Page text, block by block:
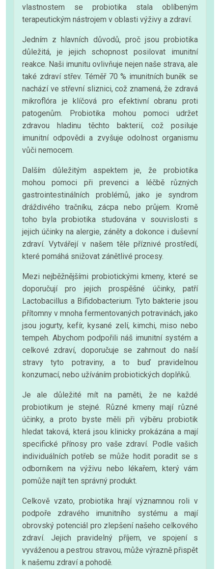
vlastnostem se probiotika stala oblíbeným
terapeutickým nástrojem v oblasti výživy a zdraví.
Jedním z hlavních důvodů, proč jsou probiotika
důležitá, je jejich schopnost posilovat imunitní
reakce. Naši imunitu ovlivňuje nejen naše strava, ale
také zdraví střev. Téměř 70 % imunitních buněk se
nachází ve střevní sliznici, což znamená, že zdravá
mikroflóra je klíčová pro efektivní obranu proti
patogenům. Probiotika mohou pomoci udržet
zdravou hladinu těchto bakterií, což posiluje
imunitní odpovědi a zvyšuje odolnost organismu
vůči nemocem.
Dalším důležitým aspektem je, že probiotika
mohou pomoci při prevenci a léčbě různých
gastrointestinálních problémů, jako je syndrom
dráždivého tračníku, zácpa nebo průjem. Kromě
toho byla probiotika studována v souvislosti s
jejich účinky na alergie, záněty a dokonce i duševní
zdraví. Vytvářejí v našem těle příznivé prostředí,
které pomáhá snižovat zánětlivé procesy.
Mezi nejběžnějšími probiotickými kmeny, které se
doporučují pro jejich prospěšné účinky, patří
Lactobacillus a Bifidobacterium. Tyto bakterie jsou
přítomny v mnoha fermentovaných potravinách, jako
jsou jogurty, kefír, kysané zelí, kimchi, miso nebo
tempeh. Abychom podpořili náš imunitní systém a
celkové zdraví, doporučuje se zahrnout do naší
stravy tyto potraviny, a to buď pravidelnou
konzumací, nebo užíváním probiotických doplňků.
Je ale důležité mít na paměti, že ne každé
probiotikum je stejné. Různé kmeny mají různé
účinky, a proto byste měli při výběru probiotik
hledat taková, která jsou klinicky prokázána a mají
specifické přínosy pro vaše zdraví. Podle vašich
individuálních potřeb se může hodit poradit se s
odborníkem na výživu nebo lékařem, který vám
pomůže najít ten správný produkt.
Celkově vzato, probiotika hrají významnou roli v
podpoře zdravého imunitního systému a mají
obrovský potenciál pro zlepšení našeho celkového
zdraví. Jejich pravidelný příjem, ve spojení s
vyváženou a pestrou stravou, může výrazně přispět
k našemu zdraví a pohodě.